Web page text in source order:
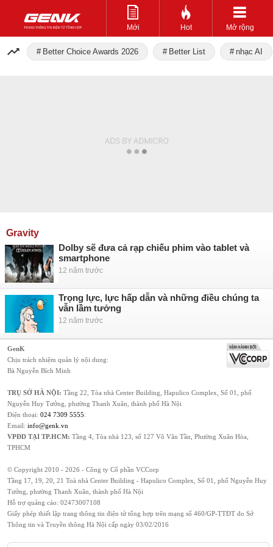
Mới Hot Mở rộng
Better Choice Awards 2026 Better List nhạc AI
Gravity
Dolby sẽ đưa cả rạp chiếu phim vào tablet và
smartphone
12 năm trước
Trọng lực, lực hấp dẫn và những điều chúng ta
vẫn lầm tưởng
12 năm trước
GenK
Chịu trách nhiệm quản lý nội dung:
Bà Nguyễn Bích Minh
TRỤ SỞ HÀ NỘI: Tầng 22, Tòa nhà Center Building, Hapulico Complex, Số 01, phố
Nguyễn Huy Tưởng, phường Thanh Xuân, thành phố Hà Nội
Điện thoại: 024 7309 5555
Email: info@genk.vn
VPĐD TẠI TP.HCM: Tầng 4, Tòa nhà 123, số 127 Võ Văn Tần, Phường Xuân Hòa,
TPHCM
© Copyright 2010 - 2026 - Công ty Cổ phần VCCorp
Tầng 17, 19, 20, 21 Toà nhà Center Building - Hapulico Complex, Số 01, phố Nguyễn Huy
Tưởng, phường Thanh Xuân, thành phố Hà Nội
Hỗ trợ quảng cáo: 02473007108
Giấy phép thiết lập trang thông tin điện tử tổng hợp trên mạng số 460/GP-TTĐT do Sở
Thông tin và Truyền thông Hà Nội cấp ngày 03/02/2016